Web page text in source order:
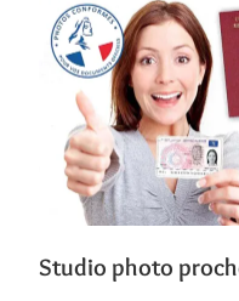
Studio photo